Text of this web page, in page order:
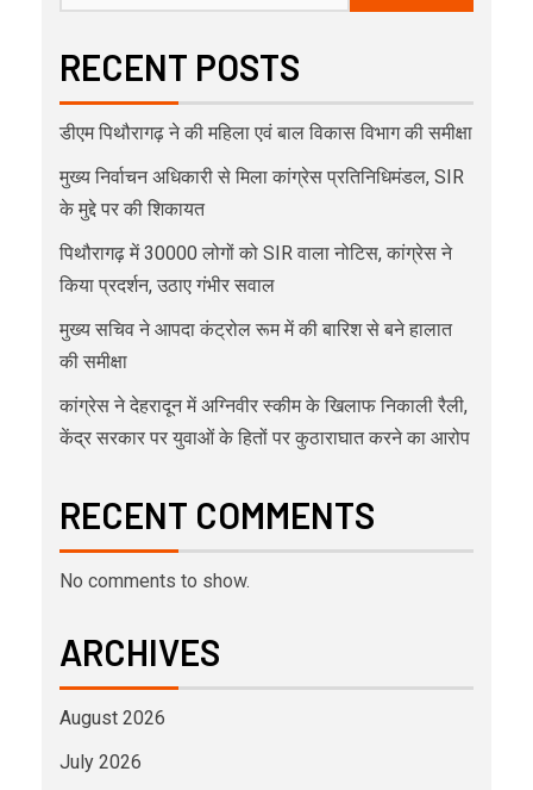
RECENT POSTS
डीएम पिथौरागढ़ ने की महिला एवं बाल विकास विभाग की समीक्षा
मुख्य निर्वाचन अधिकारी से मिला कांग्रेस प्रतिनिधिमंडल, SIR
के मुद्दे पर की शिकायत
पिथौरागढ़ में 30000 लोगों को SIR वाला नोटिस, कांग्रेस ने
किया प्रदर्शन, उठाए गंभीर सवाल
मुख्य सचिव ने आपदा कंट्रोल रूम में की बारिश से बने हालात
की समीक्षा
कांग्रेस ने देहरादून में अग्निवीर स्कीम के खिलाफ निकाली रैली,
केंद्र सरकार पर युवाओं के हितों पर कुठाराघात करने का आरोप
RECENT COMMENTS
No comments to show.
ARCHIVES
August 2026
July 2026